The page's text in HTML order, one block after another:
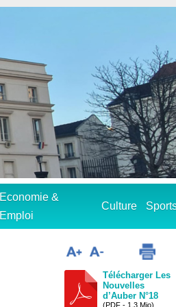
Economie &
Emploi
Culture
Télécharger Les
Nouvelles
d’Auber N°18
(PDF - 1.3 Mio)